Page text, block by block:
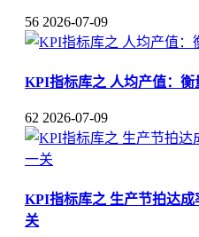
56 2026-07-09
KPI指标库之 人均产值：衡
62 2026-07-09
KPI指标库之 生产节拍达
关